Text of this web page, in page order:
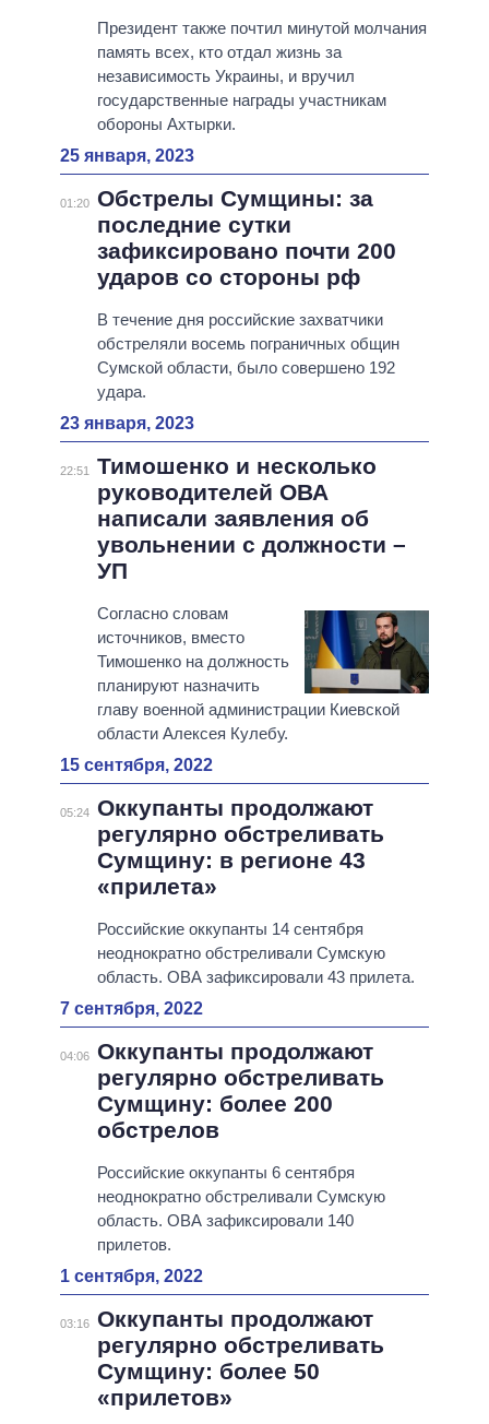
Президент также почтил минутой молчания
память всех, кто отдал жизнь за
независимость Украины, и вручил
государственные награды участникам
обороны Ахтырки.
25 января, 2023
01:20 Обстрелы Сумщины: за
последние сутки
зафиксировано почти 200
ударов со стороны рф
В течение дня российские захватчики
обстреляли восемь пограничных общин
Сумской области, было совершено 192
удара.
23 января, 2023
22:51
Тимошенко и несколько
руководителей ОВА
написали заявления об
увольнении с должности –
УП
Согласно словам
источников, вместо
Тимошенко на должность
планируют назначить
главу военной администрации Киевской
области Алексея Кулебу.
15 сентября, 2022
05:24 Оккупанты продолжают
регулярно обстреливать
Сумщину: в регионе 43
«прилета»
Российские оккупанты 14 сентября
неоднократно обстреливали Сумскую
область. ОВА зафиксировали 43 прилета.
7 сентября, 2022
04:06 Оккупанты продолжают
регулярно обстреливать
Сумщину: более 200
обстрелов
Российские оккупанты 6 сентября
неоднократно обстреливали Сумскую
область. ОВА зафиксировали 140
прилетов.
1 сентября, 2022
03:16 Оккупанты продолжают
регулярно обстреливать
Сумщину: более 50
«прилетов»